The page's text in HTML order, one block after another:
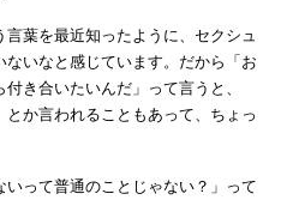
葉を最近知ったように、セクシュ
いなと感じています。だから「お
き合いたいんだ」って言うと、
とか言われることもあって、ちょっ
いって普通のことじゃない？」って